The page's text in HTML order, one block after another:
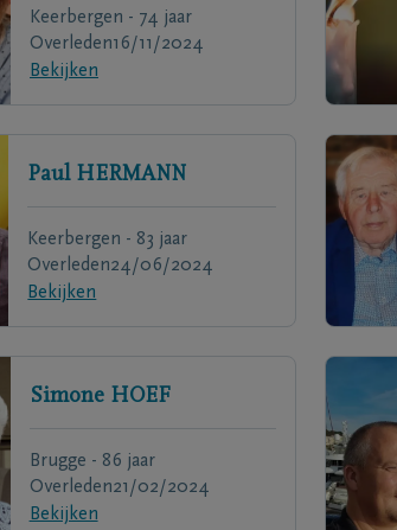
Keerbergen - 74 jaar
Overleden16/11/2024
Bekijken
Paul HERMANN
Keerbergen - 83 jaar
Overleden24/06/2024
Bekijken
Simone HOEF
Brugge - 86 jaar
Overleden21/02/2024
Bekijken